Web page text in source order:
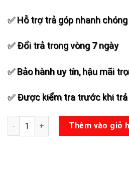
✅ Hỗ trợ trả góp nhanh chóng
✅ Đổi trả trong vòng 7 ngày
✅ Bảo hành uy tín, hậu mãi
✅ Được kiểm tra trước khi
Loa kéo Prosing W15 COT số lượng
Thêm vào giỏ